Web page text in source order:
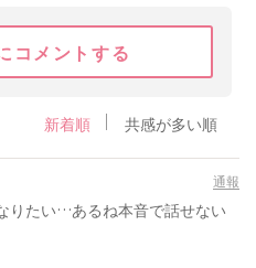
コメントする
新着順 共感が多い順
通報
りたい…あるね本音で話せない